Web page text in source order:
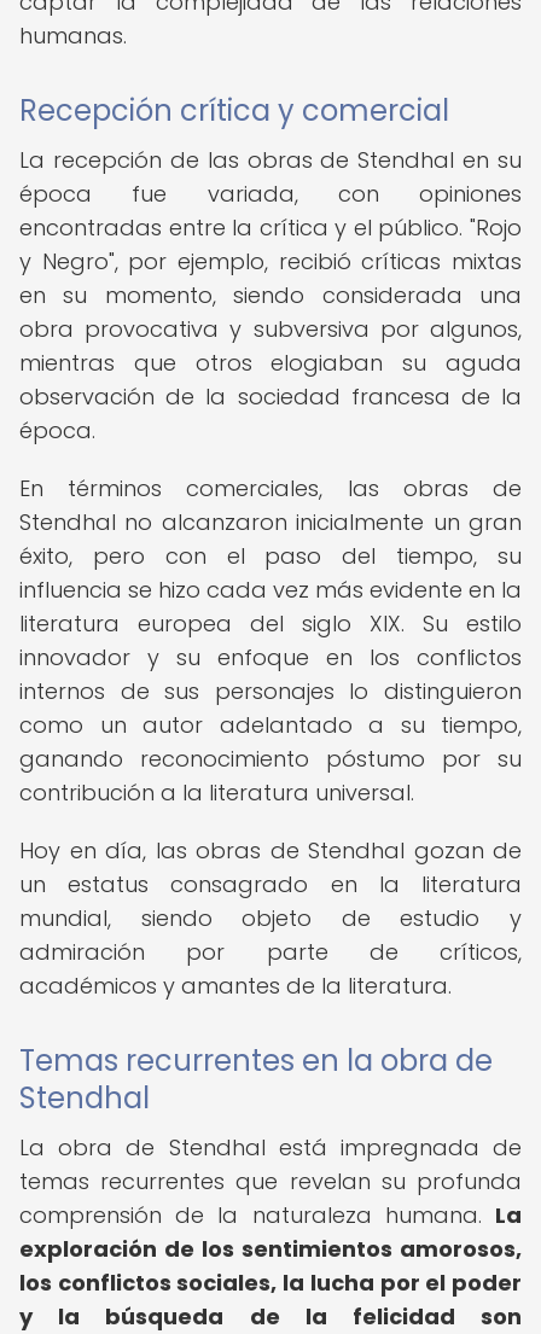
humanas.
Recepción crítica y comercial
La recepción de las obras de Stendhal en su
época fue variada, con opiniones
encontradas entre la crítica y el público. "Rojo
y Negro", por ejemplo, recibió críticas mixtas
en su momento, siendo considerada una
obra provocativa y subversiva por algunos,
mientras que otros elogiaban su aguda
observación de la sociedad francesa de la
época.
En términos comerciales, las obras de
Stendhal no alcanzaron inicialmente un gran
éxito, pero con el paso del tiempo, su
influencia se hizo cada vez más evidente en la
literatura europea del siglo XIX. Su estilo
innovador y su enfoque en los conflictos
internos de sus personajes lo distinguieron
como un autor adelantado a su tiempo,
ganando reconocimiento póstumo por su
contribución a la literatura universal.
Hoy en día, las obras de Stendhal gozan de
un estatus consagrado en la literatura
mundial, siendo objeto de estudio y
admiración por parte de críticos,
académicos y amantes de la literatura.
Temas recurrentes en la obra de
Stendhal
La obra de Stendhal está impregnada de
temas recurrentes que revelan su profunda
comprensión de la naturaleza humana. La
exploración de los sentimientos amorosos,
los conflictos sociales, la lucha por el poder
y la búsqueda de la felicidad son